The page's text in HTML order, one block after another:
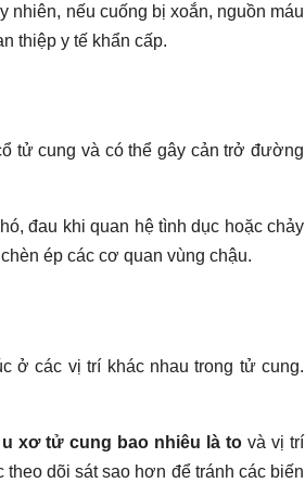
nhiên, nếu cuống bị xoắn, nguồn máu
thiệp y tế khẩn cấp.
tử cung và có thể gây cản trở đường
đau khi quan hệ tình dục hoặc chảy
ép các cơ quan vùng chậu.
ở các vị trí khác nhau trong tử cung.
xơ tử cung bao nhiêu là tovà vị trí
dõi sát sao hơn để tránh các biến